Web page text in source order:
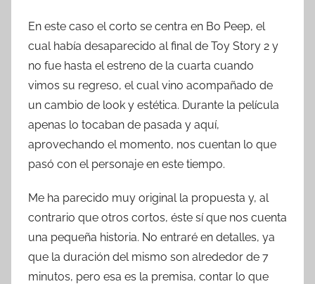
En este caso el corto se centra en Bo Peep, el
cual había desaparecido al final de Toy Story 2 y
no fue hasta el estreno de la cuarta cuando
vimos su regreso, el cual vino acompañado de
un cambio de look y estética. Durante la película
apenas lo tocaban de pasada y aquí,
aprovechando el momento, nos cuentan lo que
pasó con el personaje en este tiempo.
Me ha parecido muy original la propuesta y, al
contrario que otros cortos, éste sí que nos cuenta
una pequeña historia. No entraré en detalles, ya
que la duración del mismo son alrededor de 7
minutos, pero esa es la premisa, contar lo que